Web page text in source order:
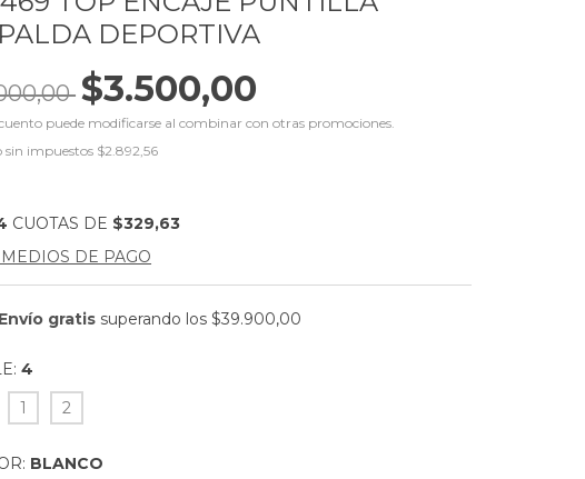
DEPORTIVA
$3.500,00
puede modificarse al combinar con otras promociones.
sin impuestos $2.892,56
CUOTAS DE $329,63
DE PAGO
Envío gratis superando los$39.900,00
4
1 2
BLANCO